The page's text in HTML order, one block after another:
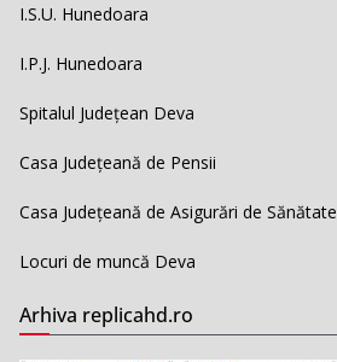
I.S.U. Hunedoara
I.P.J. Hunedoara
Spitalul Județean Deva
Casa Județeană de Pensii
Casa Județeană de Asigurări de Sănătate
Locuri de muncă Deva
Arhiva replicahd.ro